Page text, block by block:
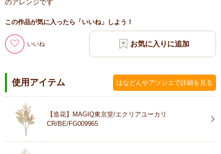
のアレンジです
この作品が気に入ったら「いいね」しよう！
いいね
使用アイテム はなどんやアソシエで詳細を見る
【造花】MAGIQ東京堂/エクリアユーカリ
CR/BE/FG009965